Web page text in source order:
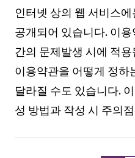
인터넷 상의 웹 서비스
공개되어 있습니다. 이
간의 문제발생 시에 적
이용약관을 어떻게 정하
달라질 수도 있습니다.
성 방법과 작성 시 주의